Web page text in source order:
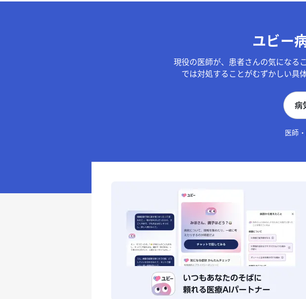
ユビー
現役の医師が、患者さんの気になる
では対処することがむずかしい具
病
医師